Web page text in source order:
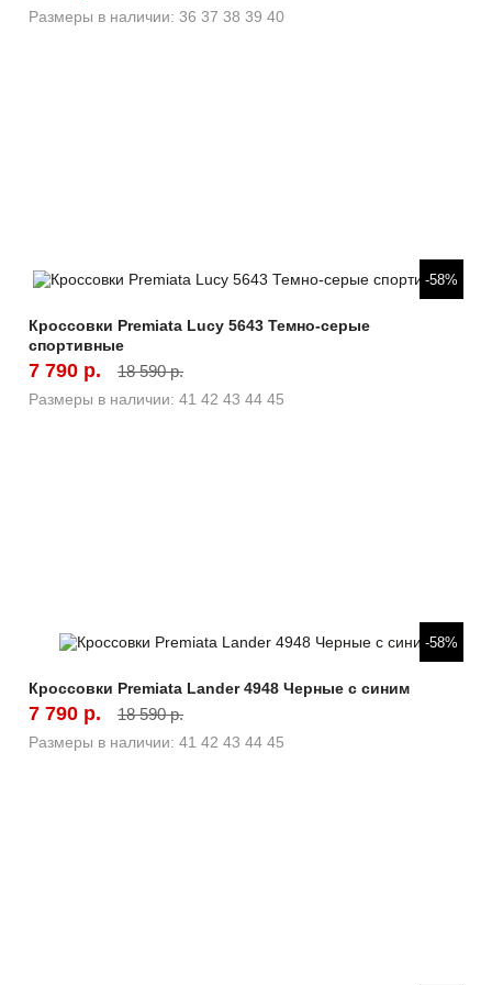
Размеры в наличии: 36 37 38 39 40
Быстрый просмотр -58%
Кроссовки Premiata Lucy 5643 Темно-серые
спортивные
7 790 р. 18 590 р.
Размеры в наличии: 41 42 43 44 45
Быстрый просмотр -58%
Кроссовки Premiata Lander 4948 Черные с синим
7 790 р. 18 590 р.
Размеры в наличии: 41 42 43 44 45